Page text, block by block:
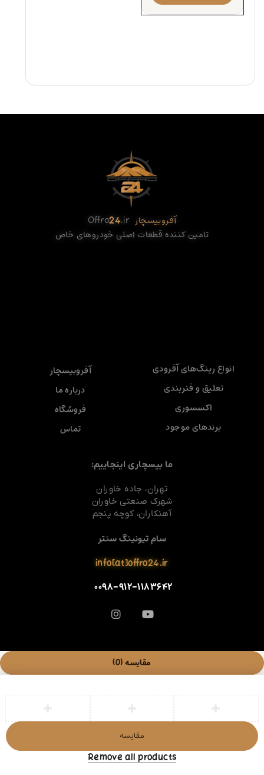
آفروبیسچار Offro24.ir
تامین کننده قطعات اصلی خودروهای خاص
انواع رینگ‌های آفرودی
تعلیق و فنربندی
اکسسوری
برندهای موجود
آفروبیسچار
درباره ما
فروشگاه
تماس
ما بیسچاری اینجاییم:
تهران، جاده خاوران
شهرک صنعتی خاوران
آهنکاران، کوچه پنجم
سام تیونینگ سنتر
info[at]offro24.ir
۰۰۹۸-۹۱۲-۱۱۸۳۶۴۲
مقایسه(0)
مقایسه
Remove all products